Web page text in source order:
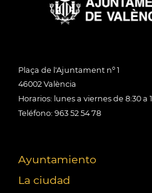
Plaça de l'Ajuntament nº 1
46002 València
Horarios: lunes a viernes de 8:30 a
Teléfono: 963 52 54 78
Ayuntamiento
La ciudad